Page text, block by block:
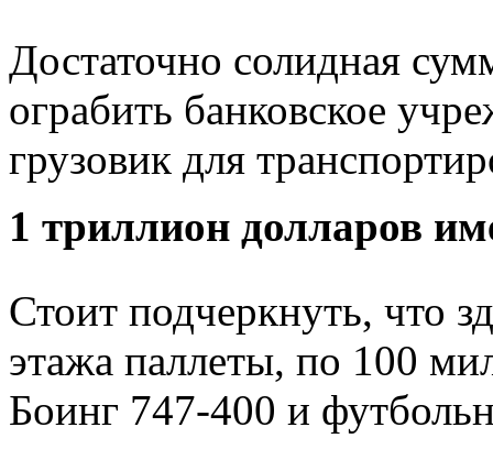
Достаточно солидная
ограбить банковское
грузовик для
1 триллион долларов
Стоит подчеркнуть, что
этажа паллеты, по 100
Боинг 747-400 и